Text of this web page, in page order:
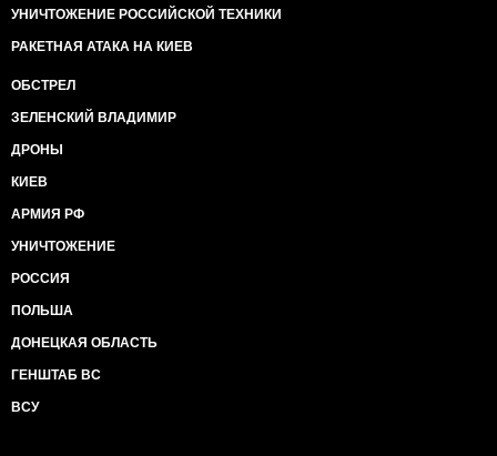
УНИЧТОЖЕНИЕ РОССИЙСКОЙ ТЕХНИКИ
РАКЕТНАЯ АТАКА НА КИЕВ
ОБСТРЕЛ
ЗЕЛЕНСКИЙ ВЛАДИМИР
ДРОНЫ
КИЕВ
АРМИЯ РФ
УНИЧТОЖЕНИЕ
РОССИЯ
ПОЛЬША
ДОНЕЦКАЯ ОБЛАСТЬ
ГЕНШТАБ ВС
ВСУ